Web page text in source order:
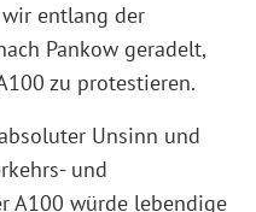
entlang der
Pankow geradelt,
zu protestieren.
Unsinn und
und
A100 würde lebendige